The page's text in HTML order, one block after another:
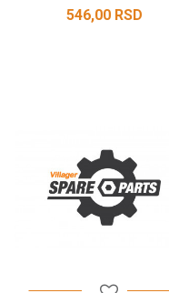
546,00 RSD